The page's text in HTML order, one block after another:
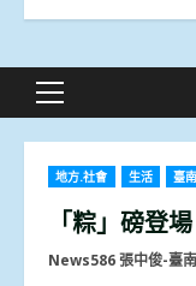
Primary
地方.社會 生活 臺
「粽」磅登
News586 張中俊-臺南